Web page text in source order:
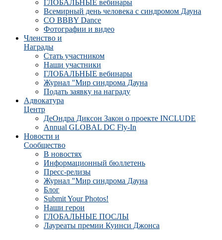
ГЛОБАЛЬНЫЕ вебинары
Всемирный день человека с синдромом Дауна
CO BBBY Dance
Фотографии и видео
Членство и
Награды
Стать участником
Наши участники
ГЛОБАЛЬНЫЕ вебинары
Журнал "Мир синдрома Дауна
Подать заявку на награду
Адвокатура
Центр
ДеОндра Диксон Закон о проекте INCLUDE
Annual GLOBAL DC Fly-In
Новости и
Сообщество
В новостях
Информационный бюллетень
Пресс-релизы
Журнал "Мир синдрома Дауна
Блог
Submit Your Photos!
Наши герои
ГЛОБАЛЬНЫЕ ПОСЛЫ
Лауреаты премии Куинси Джонса